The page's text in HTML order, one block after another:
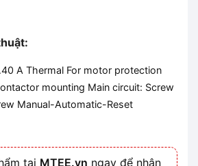
A Thermal For motor protection
mounting Main circuit: Screw
Manual-Automatic-Reset
tại MTEE.vn ngay để nhận